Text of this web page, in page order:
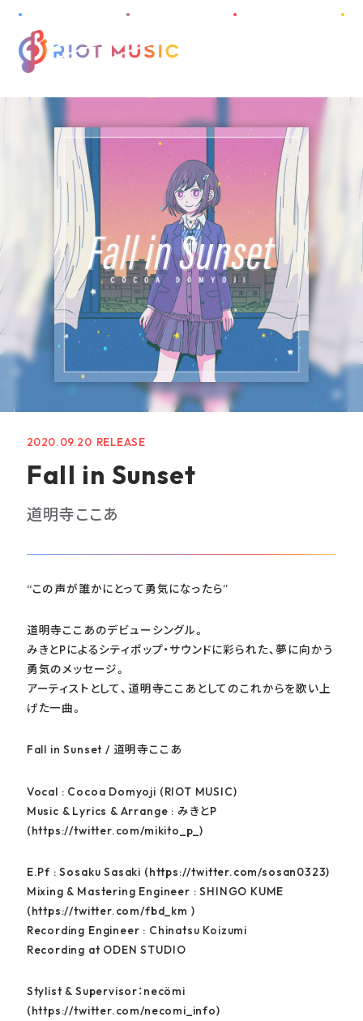
HOME
ABOUT
INFORMATION
PROJECT
ARTIST
DISCOGRAPHY
AUDITION
GOODS
GUIDELINE
INFORMATION SECURITY POLICY
2020.09.20
Fall in Sunset
道明寺ここあ
“この声が誰かにとって勇気になったら”
道明寺ここあのデビューシングル。
みきとPによるシティポップ・サウンドに彩られた、夢に向かう
勇気のメッセージ。
アーティストとして、道明寺ここあとしてのこれからを歌い上
げた一曲。
Fall in Sunset / 道明寺ここあ
Vocal : Cocoa Domyoji (RIOT MUSIC)
Music & Lyrics & Arrange : みきとP
(https://twitter.com/mikito_p_)
E.Pf : Sosaku Sasaki (https://twitter.com/sosan0323)
Mixing & Mastering Engineer : SHINGO KUME
(https://twitter.com/fbd_km )
Recording Engineer : Chinatsu Koizumi
Recording at ODEN STUDIO
Stylist & Supervisor：necömi
(https://twitter.com/necomi_info)